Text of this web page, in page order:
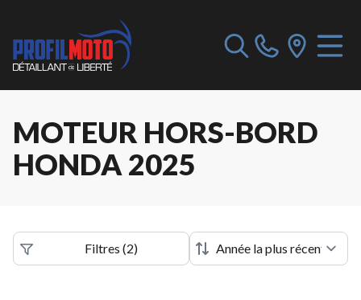
MOTEUR HORS-BORD
HONDA 2025
Filtres (2)